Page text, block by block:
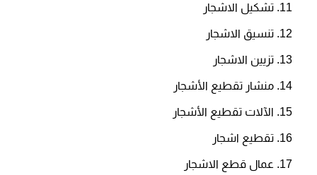
تشكيل الاشجار
تنسيق الاشجار
تزيين الاشجار
منشار تقطيع الأشجار
الآلات تقطيع الأشجار
تقطيع اشجار
عمال قطع الاشجار